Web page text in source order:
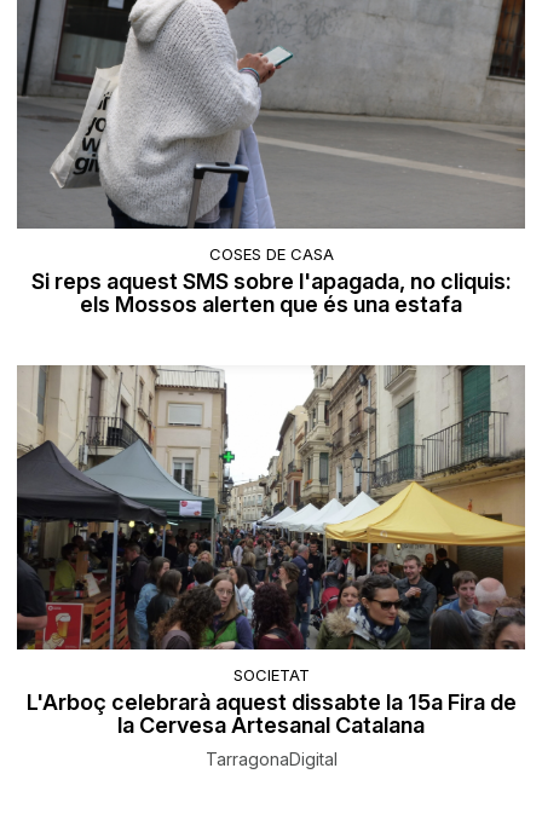
COSES DE CASA
Si reps aquest SMS sobre l'apagada, no cliquis:
els Mossos alerten que és una estafa
SOCIETAT
L'Arboç celebrarà aquest dissabte la 15a Fira de
la Cervesa Artesanal Catalana
TarragonaDigital